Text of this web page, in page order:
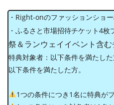
・Right-onのファッションショ
・ふるさと市場招待チケット4枚
祭＆ランウェイイベント含む
特典対象者：以下条件を満たし
以下条件を満たした⽅。
1つの条件につき1名に特典が